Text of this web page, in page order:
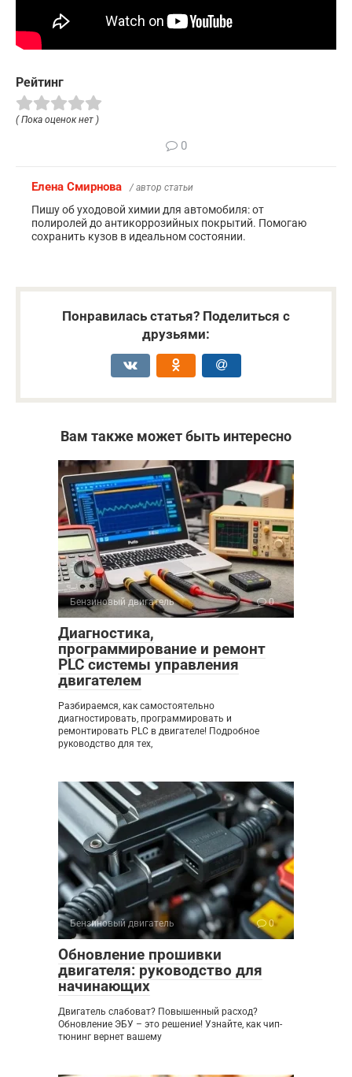
Рейтинг
( Пока оценок нет )
0
Елена Смирнова / автор статьи
Пишу об уходовой химии для автомобиля: от
полиролей до антикоррозийных покрытий. Помогаю
сохранить кузов в идеальном состоянии.
Понравилась статья? Поделиться с
друзьями:
Вам также может быть интересно
Бензиновый двигатель 0
Диагностика,
программирование и ремонт
PLC системы управления
двигателем
Разбираемся, как самостоятельно
диагностировать, программировать и
ремонтировать PLC в двигателе! Подробное
руководство для тех,
Бензиновый двигатель 0
Обновление прошивки
двигателя: руководство для
начинающих
Двигатель слабоват? Повышенный расход?
Обновление ЭБУ – это решение! Узнайте, как чип-
тюнинг вернет вашему